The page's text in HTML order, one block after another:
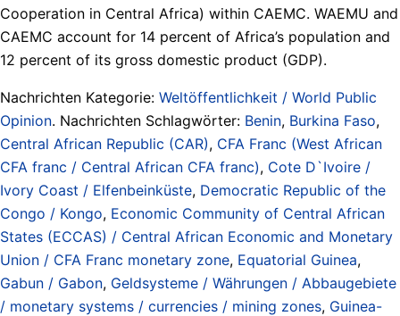
Cooperation in Central Africa) within CAEMC. WAEMU and
CAEMC account for 14 percent of Africa’s population and
12 percent of its gross domestic product (GDP).
Nachrichten Kategorie: Weltöffentlichkeit / World Public
Opinion. Nachrichten Schlagwörter: Benin, Burkina Faso,
Central African Republic (CAR), CFA Franc (West African
CFA franc / Central African CFA franc), Cote D`Ivoire /
Ivory Coast / Elfenbeinküste, Democratic Republic of the
Congo / Kongo, Economic Community of Central African
States (ECCAS) / Central African Economic and Monetary
Union / CFA Franc monetary zone, Equatorial Guinea,
Gabun / Gabon, Geldsysteme / Währungen / Abbaugebiete
/ monetary systems / currencies / mining zones, Guinea-